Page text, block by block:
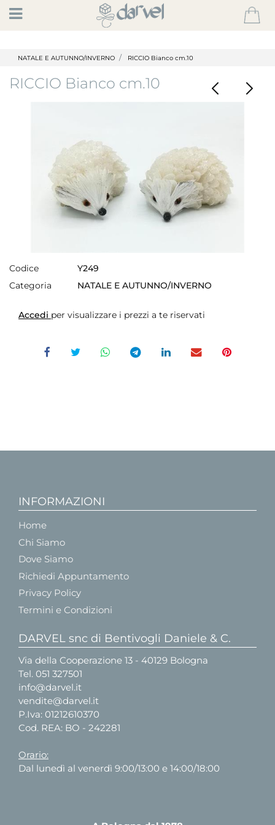
Open
NATALE E AUTUNNO/INVERNO RICCIO Bianco cm.10
RICCIO Bianco cm.10
Codice
Y249
Categoria
NATALE E AUTUNNO/INVERNO
Accedi per visualizzare i prezzi a te riservati
INFORMAZIONI
Home
Chi Siamo
Dove Siamo
Richiedi Appuntamento
Privacy Policy
Termini e Condizioni
DARVEL snc di Bentivogli Daniele & C.
Via della Cooperazione 13 - 40129 Bologna
Tel. 051 327501
info@darvel.it
vendite@darvel.it
P.Iva: 01212610370
Cod. REA: BO - 242281
Orario:
Dal lunedì al venerdì 9:00/13:00 e 14:00/18:00